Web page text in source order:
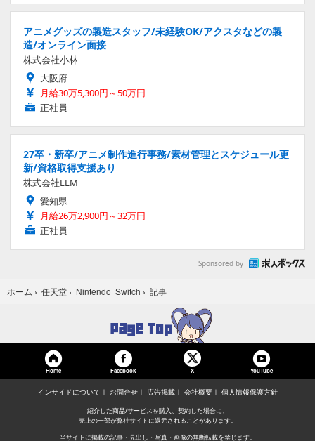
アニメグッズの製造スタッフ/未経験OK/アクスタなどの製
造/オンライン面接
株式会社小林
大阪府
月給30万5,300円～50万円
正社員
27卒・新卒/アニメ制作進行事務/素材管理とスケジュール更
新/資格取得支援あり
株式会社ELM
愛知県
月給26万2,900円～32万円
正社員
Sponsored by
ホーム › 任天堂 › Nintendo Switch › 記事
Home Facebook X YouTube
インサイドについて お問合せ 広告掲載 会社概要 個人情報保護方針
紹介した商品/サービスを購入、契約した場合に、
売上の一部が弊社サイトに還元されることがあります。
当サイトに掲載の記事・見出し・写真・画像の無断転載を禁じます。